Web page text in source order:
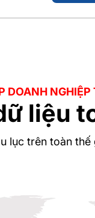
DOANH
liệu
lục trên toàn